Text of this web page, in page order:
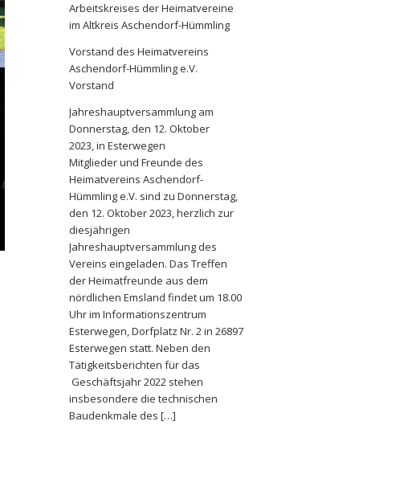
Arbeitskreises der Heimatvereine
im Altkreis Aschendorf-Hümmling
Vorstand des Heimatvereins
Aschendorf-Hümmling e.V.
Vorstand
Jahreshauptversammlung am
Donnerstag, den 12. Oktober
2023, in Esterwegen
Mitglieder und Freunde des
Heimatvereins Aschendorf-
Hümmling e.V. sind zu Donnerstag,
den 12. Oktober 2023, herzlich zur
diesjährigen
Jahreshauptversammlung des
Vereins eingeladen. Das Treffen
der Heimatfreunde aus dem
nördlichen Emsland findet um 18.00
Uhr im Informationszentrum
Esterwegen, Dorfplatz Nr. 2 in 26897
Esterwegen statt. Neben den
Tätigkeitsberichten für das
Geschäftsjahr 2022 stehen
insbesondere die technischen
Baudenkmale des […]